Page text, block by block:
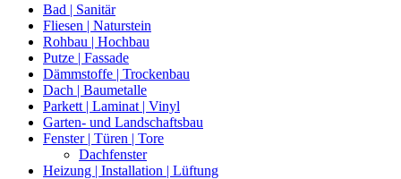
Bad | Sanitär
Fliesen | Naturstein
Rohbau | Hochbau
Putze | Fassade
Dämmstoffe | Trockenbau
Dach | Baumetalle
Parkett | Laminat | Vinyl
Garten- und Landschaftsbau
Fenster | Türen | Tore
Dachfenster
Heizung | Installation | Lüftung